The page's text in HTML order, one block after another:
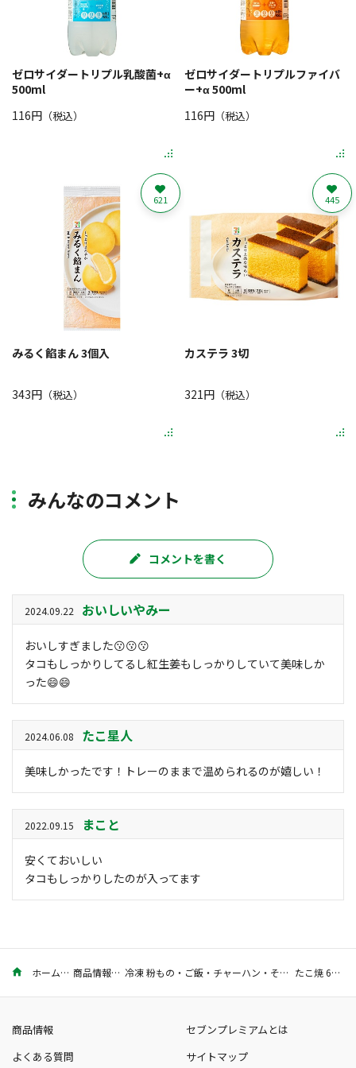
ゼロサイダートリプル乳酸菌+α
500ml
116円 （税込）
ゼロサイダートリプルファイバ
ー+α 500ml
116円（税込）
みるく餡まん 3個入
343円 （税込）
621
カステラ 3切
321円（税込）
445
みんなのコメント
コメントを書く
2024.09.22 おいしいやみー
おいしすぎました😗😗😗
タコもしっかりしてるし紅生姜もしっかりしていて美味しか
った😄😄
2024.06.08 たこ星人
美味しかったです！トレーのままで温められるのが嬉しい！
2022.09.15 まこと
安くておいしい
タコもしっかりしたのが入ってます
ホーム 商品情報 冷凍 粉もの・ご飯・チャーハン・その他 たこ焼 6個入
商品情報
セブンプレミアムとは
よくある質問
サイトマップ